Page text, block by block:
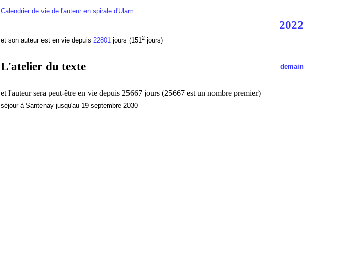
Calendrier de vie de l'auteur en spirale d'Ulam
2022
et son auteur est en vie depuis 22801 jours (1512jours)
L'atelier du texte
demain
et l'auteur sera peut-être en vie depuis 25667 jours (25667 est un nombre premier)
séjour à Santenay jusqu'au 19 septembre 2030